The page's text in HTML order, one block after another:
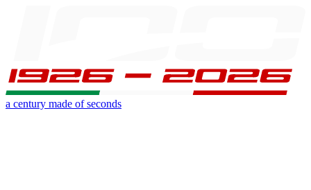
a century made of seconds